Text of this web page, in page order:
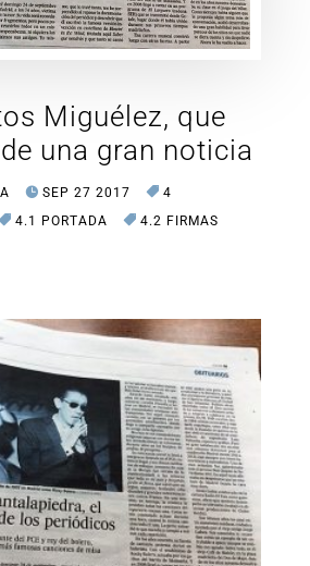
Miguélez, que
una gran noticia
SEP 27 2017
4
4.1 PORTADA
4.2 FIRMAS